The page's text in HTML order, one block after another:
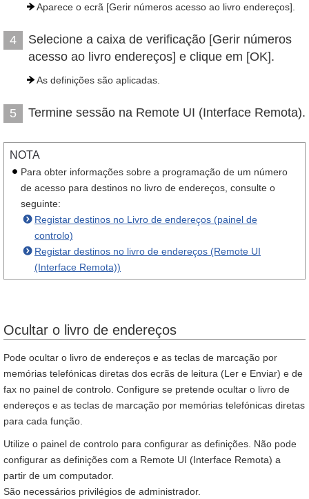
Aparece o ecrã [Gerir números acesso ao livro endereços].
4
Selecione a caixa de verificação [Gerir números
acesso ao livro endereços] e clique em [OK].
As definições são aplicadas.
5 Termine sessão na Remote UI (Interface Remota).
NOTA
Para obter informações sobre a programação de um número
de acesso para destinos no livro de endereços, consulte o
seguinte:
Registar destinos no Livro de endereços (painel de
controlo)
Registar destinos no livro de endereços (Remote UI
(Interface Remota))
Ocultar o livro de endereços
Pode ocultar o livro de endereços e as teclas de marcação por
memórias telefónicas diretas dos ecrãs de leitura (Ler e Enviar) e de
fax no painel de controlo. Configure se pretende ocultar o livro de
endereços e as teclas de marcação por memórias telefónicas diretas
para cada função.
Utilize o painel de controlo para configurar as definições. Não pode
configurar as definições com a Remote UI (Interface Remota) a
partir de um computador.
São necessários privilégios de administrador.